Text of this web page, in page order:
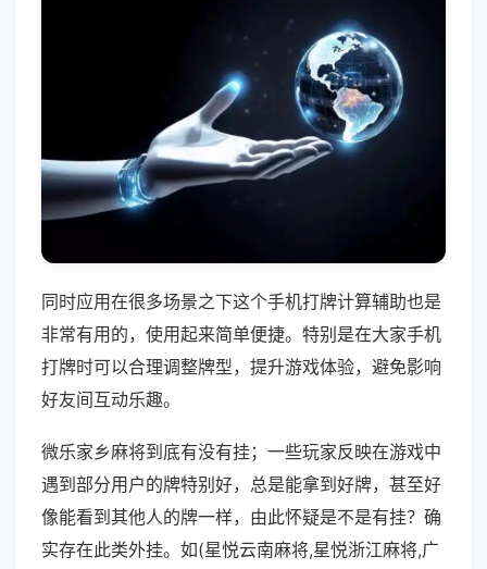
同时应用在很多场景之下这个手机打牌计算辅助也是
非常有用的，使用起来简单便捷。特别是在大家手机
打牌时可以合理调整牌型，提升游戏体验，避免影响
好友间互动乐趣。
微乐家乡麻将到底有没有挂；一些玩家反映在游戏中
遇到部分用户的牌特别好，总是能拿到好牌，甚至好
像能看到其他人的牌一样，由此怀疑是不是有挂？确
实存在此类外挂。如(星悦云南麻将,星悦浙江麻将,广